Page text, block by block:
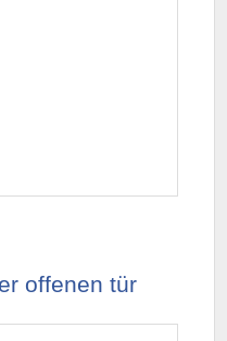
offenen tür